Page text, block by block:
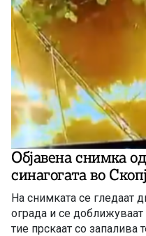
Објавена снимка
синагогата во
На снимката се гледаат
ограда и се доближуваат
тие прскаат со запалива